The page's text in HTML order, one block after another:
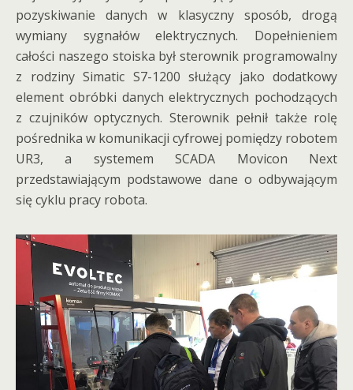
pozyskiwanie danych w klasyczny sposób, drogą
wymiany sygnałów elektrycznych. Dopełnieniem
całości naszego stoiska był sterownik programowalny
z rodziny Simatic S7-1200 służący jako dodatkowy
element obróbki danych elektrycznych pochodzących
z czujników optycznych. Sterownik pełnił także rolę
pośrednika w komunikacji cyfrowej pomiędzy robotem
UR3, a systemem SCADA Movicon Next
przedstawiającym podstawowe dane o odbywającym
się cyklu pracy robota.